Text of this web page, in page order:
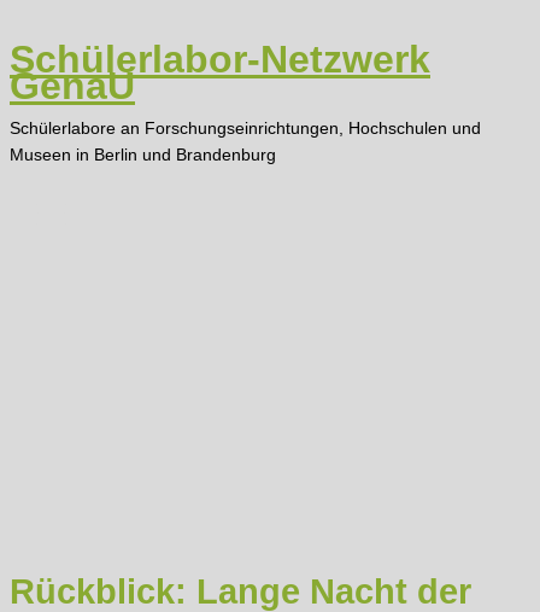
Inhalt
springen
Schülerlabor-Netzwerk
GenaU
Schülerlabore an Forschungseinrichtungen, Hochschulen und
Museen in Berlin und Brandenburg
Rückblick: Lange Nacht der